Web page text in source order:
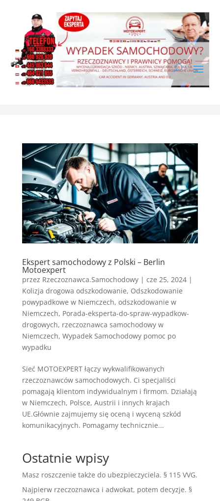
Ekspert samochodowy z Polski – Berlin
Motoexpert
przez Rzeczoznawca.Samochodowy| cze 25, 2024|
Kolizja drogowa odszkodowanie, Odszkodowanie
powypadkowe w Niemczech, odszkodowanie w
Niemczech, Porada-eksperta-do-spraw-wypadkow-
drogowych, rzeczoznawca samochodowy w
Niemczech, Wypadek Samochodowy pomoc po
wypadku
Sieć MOTOEXPERT łączy wykwalifikowanych
rzeczoznawców samochodowych. Ci specjaliści
pomagają klientom indywidualnym i firmom. Działają
w Niemczech, Polsce, Austrii i innych krajach
UE.Głównie zajmujemy się oceną i wyceną szkód
komunikacyjnych. Pomagamy technicznie...
Ostatnie wpisy
Masz roszczenie także do ubezpieczyciela. § 115 VVG.
Najpierw rzeczoznawca i adwokat, potem decyzje. §